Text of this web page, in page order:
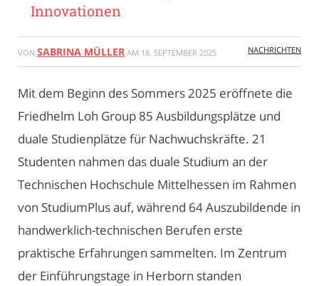
Innovationen
VON SABRINA MÜLLER AM 18. SEPTEMBER 2025 NACHRICHTEN
Mit dem Beginn des Sommers 2025 eröffnete die
Friedhelm Loh Group 85 Ausbildungsplätze und
duale Studienplätze für Nachwuchskräfte. 21
Studenten nahmen das duale Studium an der
Technischen Hochschule Mittelhessen im Rahmen
von StudiumPlus auf, während 64 Auszubildende in
handwerklich-technischen Berufen erste
praktische Erfahrungen sammelten. Im Zentrum
der Einführungstage in Herborn standen